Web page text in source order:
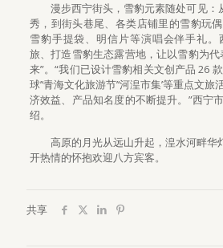
漫步西宁街头，雪豹元素随处可见：
秀，到街头巷尾、各类店铺里的雪豹玩
雪豹手提袋、明信片等演唱会伴手礼。
旅、打造雪豹生态露营地，让以雪豹为
来”。“我们已设计雪豹相关文创产品 26
球’‘青海文化旅游节’‘河湟市集’等重点文
济效益、产品知名度的不断提升。”西宁
绍。
高原的月光从远山升起，湟水河畔华
开热情的怀抱欢迎八方宾客。
共享